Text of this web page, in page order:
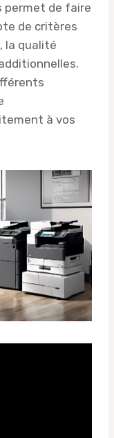
permet de faire
de critères
la qualité
à vos